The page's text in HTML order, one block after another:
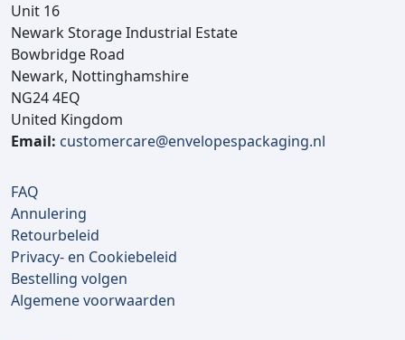
Unit 16
Newark Storage Industrial Estate
Bowbridge Road
Newark, Nottinghamshire
NG24 4EQ
United Kingdom
Email: customercare@envelopespackaging.nl
FAQ
Annulering
Retourbeleid
Privacy- en Cookiebeleid
Bestelling volgen
Algemene voorwaarden